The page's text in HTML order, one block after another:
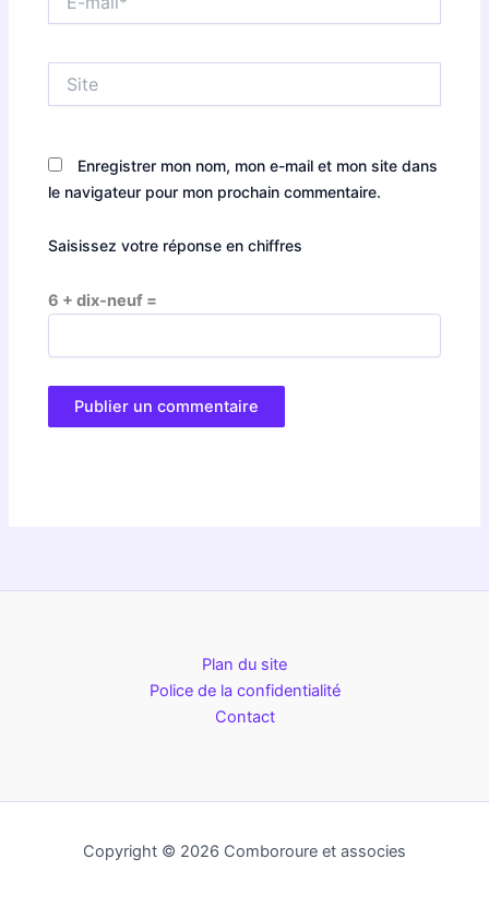
mail*
Enregistrer mon nom, mon e-mail et mon site dans
le navigateur pour mon prochain commentaire.
Saisissez votre réponse en chiffres
6 + dix-neuf =
Plan du site
Police de la confidentialité
Contact
Copyright © 2026 Comboroure et associes